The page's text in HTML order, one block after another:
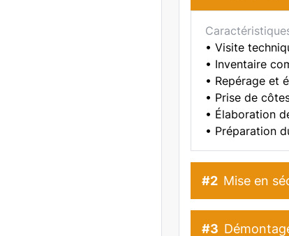
• Visite
• Inventaire
• Repérage et
• Prise de
• Élaboration
• Préparation
#2 Mise en
#3